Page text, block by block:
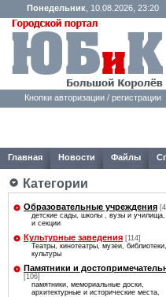
Понедельник , 10.08.2026, 23:20
Кнопки авторизации / регистрации
Главная Новости Файлы
Категории
Образовательные учреждения
детские сады, школы , вузы и училища,
и секции
Культурные заведения [114]
Театры, кинотеатры, музеи,
культуры
Памятники и
[106]
памятники, мемориальные доски,
архитектурные и исторические места,